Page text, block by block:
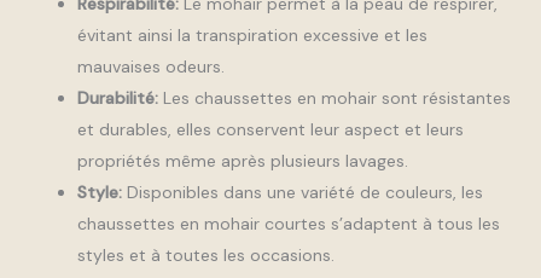
évitant ainsi la transpiration excessive et les
mauvaises odeurs.
Durabilité:Les chaussettes en mohair sont résistantes
et durables, elles conservent leur aspect et leurs
propriétés même après plusieurs lavages.
Style:Disponibles dans une variété de couleurs, les
chaussettes en mohair courtes s’adaptent à tous les
styles et à toutes les occasions.